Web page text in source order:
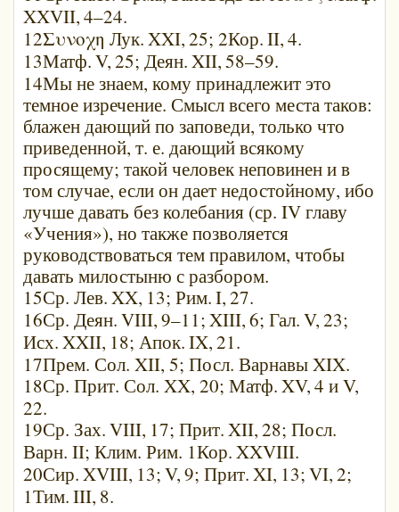
XXVII,4–24.
12Συνοχη Лук.XXI,25; 2Кор.II,4.
13Матф.V,25; Деян.XII,58–59.
14Мы не знаем, кому принадлежит это
темное изречение. Смысл всего места таков:
блажен дающий по заповеди, только что
приведенной, т. е. дающий всякому
просящему; такой человек неповинен и в
том случае, если он дает недостойному, ибо
лучше давать без колебания (ср. IV главу
«Учения»), но также позволяется
руководствоваться тем правилом, чтобы
давать милостыню с разбором.
15Ср. Лев.XX, 13; Рим.I,27.
16Ср. Деян.VIII,9–11;XIII,6; Гал.V,23;
Исх.XXII, 18; Апок.IX,21.
17Прем. Сол. XII, 5; Посл. Варнавы XIX.
18Ср. Прит. Сол. XX, 20; Матф.XV,4 и V,
22.
19Ср. Зах.VIII, 17; Прит.XII,28; Посл.
Варн. II; Клим. Рим. 1Кор.XXVIII.
20Сир.XVIII, 13;V,9; Прит.XI, 13;VI,2;
1Тим.III, 8.